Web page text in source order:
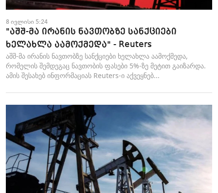
8 ივლისი 5:24
"აშშ-მა ირანის ნავთობზე სანქციები
ხელახლა აამოქმედა" - Reuters
აშშ-მა ირანის ნავთობზე სანქციები ხელახლა აამოქმედა,
რომელის შემდეგაც ნავთობის ფასები 5%-ზე მეტით გაიზარდა.
ამის შესახებ ინფორმაციას Reuters-ი აქვეყნებ...